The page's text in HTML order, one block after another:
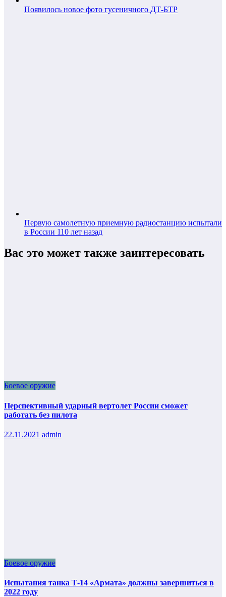
Появилось новое фото гусеничного ДТ-БТР
Первую самолетную приемную радиостанцию испытали
в России 110 лет назад
Вас это может также заинтересовать
Боевое оружие
Перспективный ударный вертолет России сможет
работать без пилота
22.11.2021 admin
Боевое оружие
Испытания танка Т-14 «Армата» должны завершиться в
2022 году